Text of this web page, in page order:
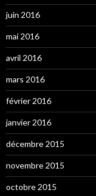
juin 2016
mai 2016
avril 2016
mars 2016
février 2016
janvier 2016
décembre 2015
novembre 2015
octobre 2015